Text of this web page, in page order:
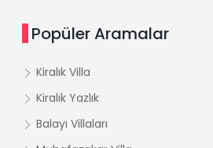
Popüler Aramalar
Kiralık Villa
Kiralık Yazlık
Balayı Villaları